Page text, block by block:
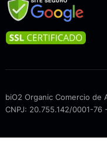
biO2 Organic Comercio de
CNPJ: 20.755.142/0001-76